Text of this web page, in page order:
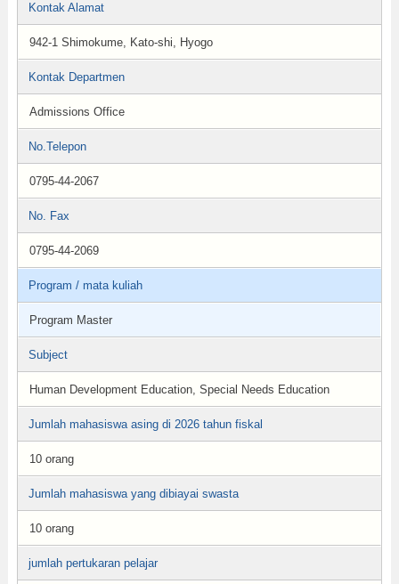
Kontak Alamat
942-1 Shimokume, Kato-shi, Hyogo
Kontak Departmen
Admissions Office
No.Telepon
0795-44-2067
No. Fax
0795-44-2069
Program / mata kuliah
Program Master
Subject
Human Development Education, Special Needs Education
Jumlah mahasiswa asing di 2026 tahun fiskal
10 orang
Jumlah mahasiswa yang dibiayai swasta
10 orang
jumlah pertukaran pelajar